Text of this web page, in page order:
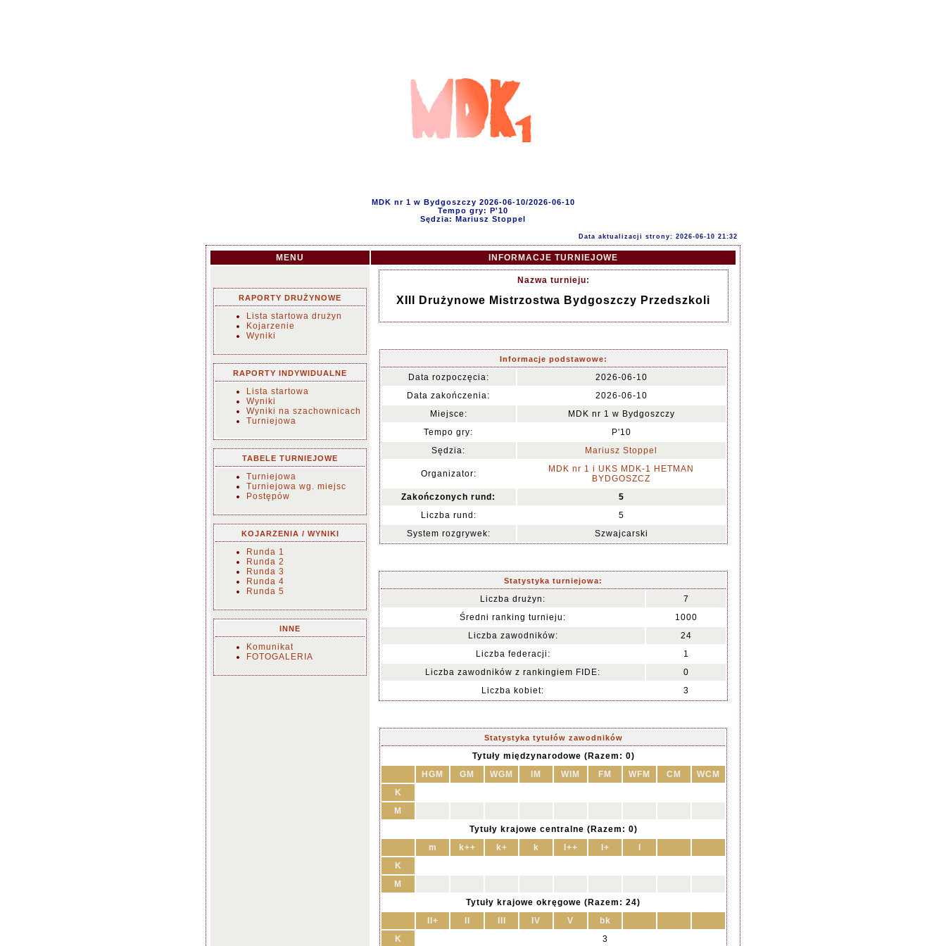
MDK nr 1 w Bydgoszczy 2026-06-10/2026-06-10
Tempo gry: P'10
Sędzia: Mariusz Stoppel
Data aktualizacji strony: 2026-06-10 21:32
MENU INFORMACJE TURNIEJOWE
RAPORTY DRUŻYNOWE
Lista startowa drużyn
Kojarzenie
Wyniki
RAPORTY INDYWIDUALNE
Lista startowa
Wyniki
Wyniki na szachownicach
Turniejowa
TABELE TURNIEJOWE
Turniejowa
Turniejowa wg. miejsc
Postępów
KOJARZENIA / WYNIKI
Runda 1
Runda 2
Runda 3
Runda 4
Runda 5
INNE
Komunikat
FOTOGALERIA
Nazwa turnieju:
XIII Drużynowe Mistrzostwa Bydgoszczy Przedszkoli
Informacje podstawowe:
Data rozpoczęcia:
2026-06-10
Data zakończenia:
2026-06-10
Miejsce:
MDK nr 1 w Bydgoszczy
Tempo gry:
P'10
Sędzia:
Mariusz Stoppel
Organizator:
MDK nr 1 i UKS MDK-1 HETMAN
BYDGOSZCZ
Zakończonych rund:
5
Liczba rund:
5
System rozgrywek:
Szwajcarski
Statystyka turniejowa:
Liczba drużyn:
7
Średni ranking turnieju:
1000
Liczba zawodników:
24
Liczba federacji:
1
Liczba zawodników z rankingiem FIDE:
0
Liczba kobiet:
3
Statystyka tytułów zawodników
Tytuły międzynarodowe (Razem: 0)
HGM
GM WGM IM WIM FM WFM CM
WCM
K
M
Tytuły krajowe centralne (Razem: 0)
m
k++ k+ k I++ I+
K
M
Tytuły krajowe okręgowe (Razem: 24)
II+
IV V
bk
K
3